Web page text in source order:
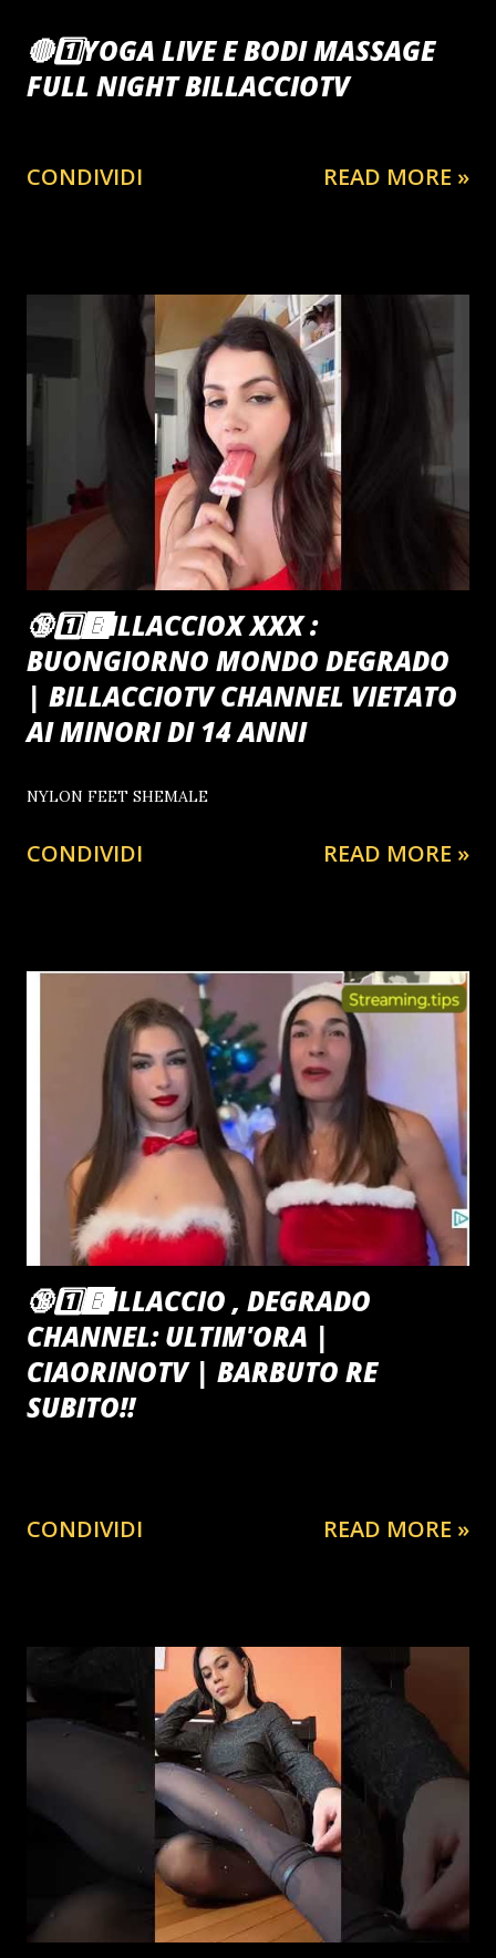
🔴1️⃣YOGA LIVE E BODI MASSAGE
FULL NIGHT BILLACCIOTV
CONDIVIDI READ MORE »
🔞1️⃣🅱️ILLACCIOX XXX :
BUONGIORNO MONDO DEGRADO
| BILLACCIOTV CHANNEL VIETATO
AI MINORI DI 14 ANNI
NYLON FEET SHEMALE
CONDIVIDI READ MORE »
🔞1️⃣🅱️ILLACCIO , DEGRADO
CHANNEL: ULTIM'ORA |
CIAORINOTV | BARBUTO RE
SUBITO‼️
CONDIVIDI READ MORE »